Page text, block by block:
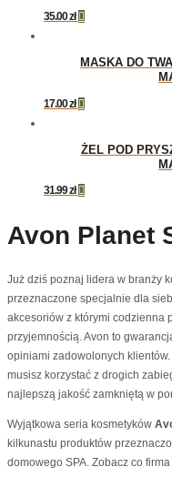
35.00zł 
MASKA DO
17.00zł 
ŻEL POD
31.99zł 
Avon Planet
Już dziś poznaj lidera w branży
przeznaczone specjalnie dla
akcesoriów z którymi codzienna
przyjemnością. Avon to
opiniami zadowolonych
musisz korzystać z drogich
najlepszą jakość zamkniętą w
Wyjątkowa seria kosmetyków
kilkunastu produktów
domowego SPA. Zobacz co